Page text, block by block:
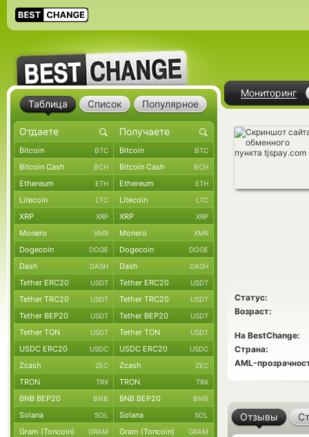
Мониторинг
Статус:
Возраст:
На BestChange:
Страна:
AML-
Отзывы
Таблица Список Популярное
Bitcoin BTC Bitcoin BTC
Bitcoin Cash BCH Bitcoin Cash BCH
Ethereum ETH Ethereum ETH
Litecoin LTC Litecoin LTC
XRP XRP XRP XRP
Monero XMR Monero XMR
Dogecoin DOGE Dogecoin DOGE
Dash DASH Dash DASH
Tether ERC20 USDT Tether ERC20 USDT
Tether TRC20 USDT Tether TRC20 USDT
Tether BEP20 USDT Tether BEP20 USDT
Tether TON USDT Tether TON USDT
USDC ERC20 USDC USDC ERC20 USDC
Zcash ZEC Zcash ZEC
TRON TRX TRON TRX
BNB BEP20 BNB BNB BEP20 BNB
Solana SOL Solana SOL
Gram (Toncoin) GRAM Gram (Toncoin) GRAM